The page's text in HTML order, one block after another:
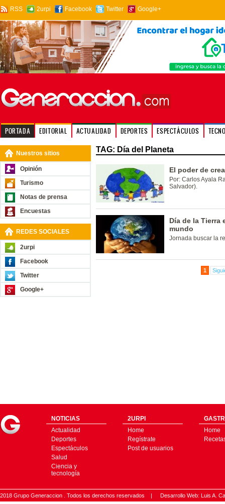
RSS 2urpi Facebook Twitter Google+
PORTADA EDITORIAL ACTUALIDAD DEPORTES ESPECTÁCULOS
Nuestros sitios
Opinión
Turismo
Notas de prensa
Encuestas
REDES SOCIALES
2urpi
Facebook
Twitter
Google+
TAG: Día del Planeta
El poder de
Por: Carlos Ayala
Salvador).
Día de la Tierra
mundo
Jornada buscar la
1
NOTICIAS
Actualidad
Deportes
Espectáculos
Salud
Ciencia y
tecnología
2URPI
Home
Regístrate
Post de usuarios
Home
2018 Grupo Generaccion . Todos los derechos reservados | Desarrollo Web: Luis